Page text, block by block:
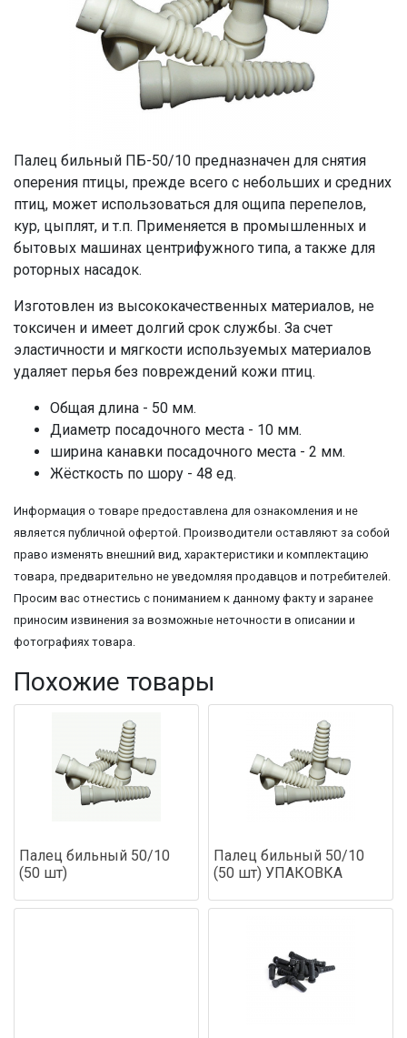
Палец бильный ПБ-50/10 предназначен для снятия
оперения птицы, прежде всего с небольших и средних
птиц, может использоваться для ощипа перепелов,
кур, цыплят, и т.п. Применяется в промышленных и
бытовых машинах центрифужного типа, а также для
роторных насадок.
Изготовлен из высококачественных материалов, не
токсичен и имеет долгий срок службы. За счет
эластичности и мягкости используемых материалов
удаляет перья без повреждений кожи птиц.
Общая длина - 50 мм.
Диаметр посадочного места - 10 мм.
ширина канавки посадочного места - 2 мм.
Жёсткость по шору - 48 ед.
Информация о товаре предоставлена для ознакомления и не
является публичной офертой. Производители оставляют за собой
право изменять внешний вид, характеристики и комплектацию
товара, предварительно не уведомляя продавцов и потребителей.
Просим вас отнестись с пониманием к данному факту и заранее
приносим извинения за возможные неточности в описании и
фотографиях товара.
Похожие товары
Палец бильный 50/10
(50 шт)
Палец бильный 50/10
(50 шт) УПАКОВКА